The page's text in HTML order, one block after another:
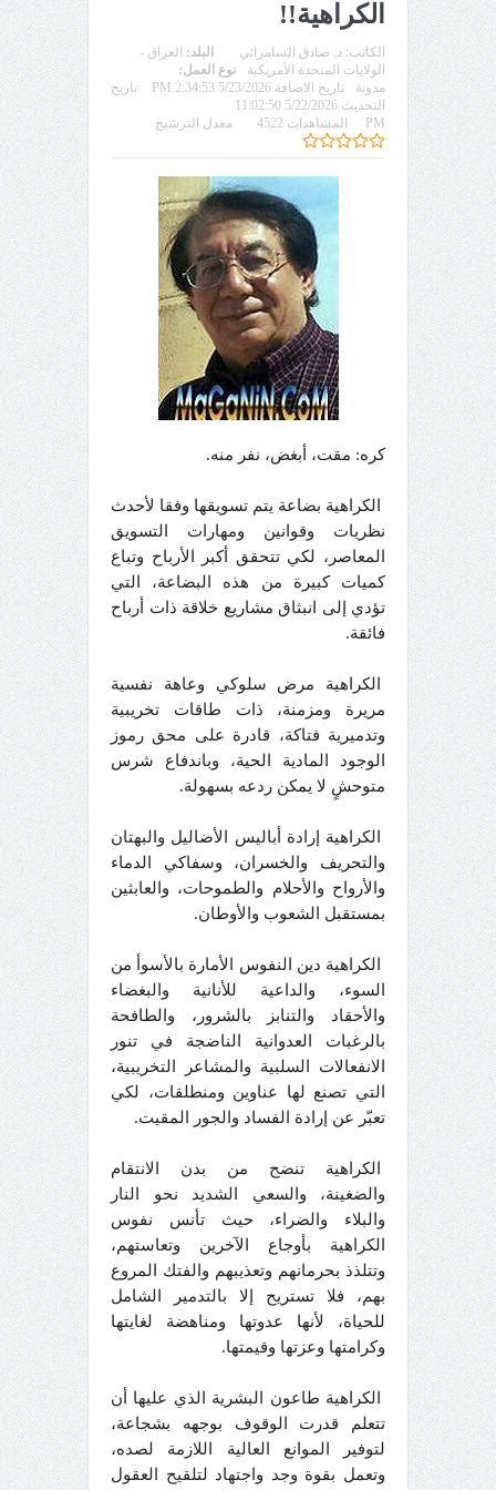
الكراهية!!
الكاتب: د. صادق السامرائي البلد: العراق -
الولايات المتحدة الأمريكية
نوع العمل:
مدونة
تاريخ الاضافة 5/23/2026 2:34:53 PM
تاريخ
التحديث 5/22/2026 11:02:50
PM
المشاهدات 4522 معدل الترشيح
كره: مقت، أبغض، نفر منه.
الكراهية بضاعة يتم تسويقها وفقا لأحدث
نظريات وقوانين ومهارات التسويق
المعاصر، لكي تتحقق أكبر الأرباح وتباع
كميات كبيرة من هذه البضاعة، التي
تؤدي إلى انبثاق مشاريع خلاقة ذات أرباح
فائقة.
الكراهية مرض سلوكي وعاهة نفسية
مريرة ومزمنة، ذات طاقات تخريبية
وتدميرية فتاكة، قادرة على محق رموز
الوجود المادية الحية، وباندفاع شرس
متوحشٍ لا يمكن ردعه بسهولة.
الكراهية إرادة أباليس الأضاليل والبهتان
والتحريف والخسران، وسفاكي الدماء
والأرواح والأحلام والطموحات، والعابثين
بمستقبل الشعوب والأوطان.
الكراهية دين النفوس الأمارة بالأسوأ من
السوء، والداعية للأنانية والبغضاء
والأحقاد والتنابز بالشرور، والطافحة
بالرغبات العدوانية الناضجة في تنور
الانفعالات السلبية والمشاعر التخريبية،
التي تصنع لها عناوين ومنطلقات، لكي
تعبّر عن إرادة الفساد والجور المقيت.
الكراهية تنضح من بدن الانتقام
والضغينة، والسعي الشديد نحو النار
والبلاء والضراء، حيث تأنس نفوس
الكراهية بأوجاع الآخرين وتعاستهم،
وتتلذذ بحرمانهم وتعذيبهم والفتك المروع
بهم، فلا تستريح إلا بالتدمير الشامل
للحياة، لأنها عدوتها ومناهضة لغايتها
وكرامتها وعزتها وقيمتها.
الكراهية طاعون البشرية الذي عليها أن
تتعلم قدرت الوقوف بوجهه بشجاعة،
لتوفير الموانع العالية اللازمة لصده،
وتعمل بقوة وجد واجتهاد لتلقيح العقول